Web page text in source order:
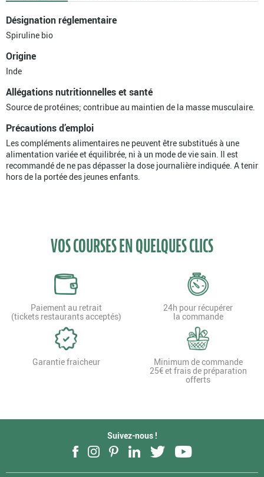
Désignation réglementaire
Spiruline bio
Origine
Inde
Allégations nutritionnelles et santé
Source de protéines; contribue au maintien de la masse musculaire.
Précautions d’emploi
Les compléments alimentaires ne peuvent être substitués à une
alimentation variée et équilibrée, ni à un mode de vie sain. Il est
recommandé de ne pas dépasser la dose journalière indiquée. A tenir
hors de la portée des jeunes enfants.
VOS COURSES EN QUELQUES CLICS
Paiement au retrait
(tickets restaurants acceptés)
24h pour récupérer
la commande
Garantie fraicheur Minimum de commande
25€ et frais de préparation
offerts
Suivez-nous !
Facebook
Instagram
Pinterest
LinkedIn
TwitterYouTube